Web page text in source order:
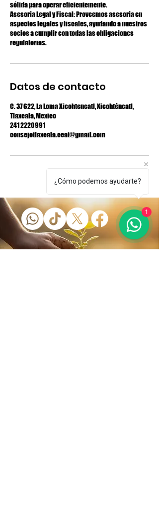
sólida para operar eficientemente.
Asesoría Legal y Fiscal: Proveemos asesoría en
aspectos legales y fiscales, ayudando a nuestros
socios a cumplir con todas las obligaciones
regulatorias.
Datos de contacto
C. 37 622, La Loma Xicohtencatl, Xicohténcatl,
Tlaxcala, Mexico
241 2220991
consejotlaxcala.ceat@gmail.com
¿Cómo podemos ayudarte?
1